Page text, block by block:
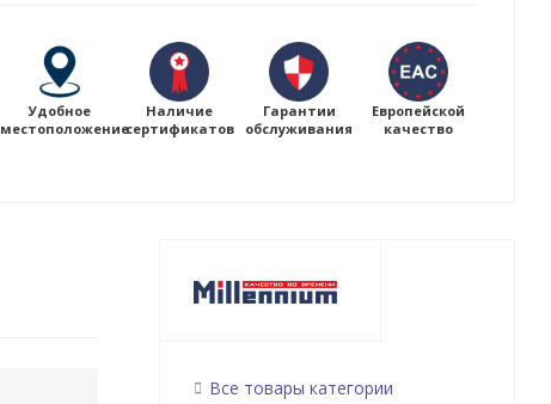
Удобное
местоположение
Наличие
сертификатов
Гарантии
обслуживания
Европейской
качество
Все товары категории